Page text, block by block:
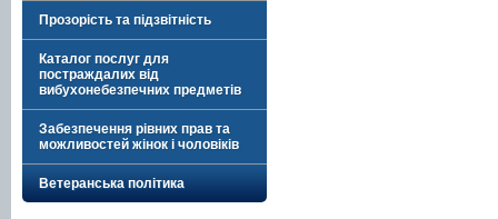
Прозорість та підзвітність
Каталог послуг для
постраждалих від
вибухонебезпечних предметів
Забезпечення рівних прав та
можливостей жінок і чоловіків
Ветеранська політика